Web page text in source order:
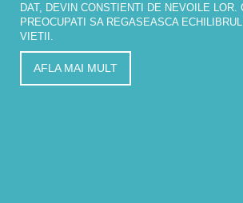
DAT, DEVIN CONSTIENTI DE NEVOILE LOR.
PREOCUPATI SA REGASEASCA
VIETII.
AFLA MAI MULT